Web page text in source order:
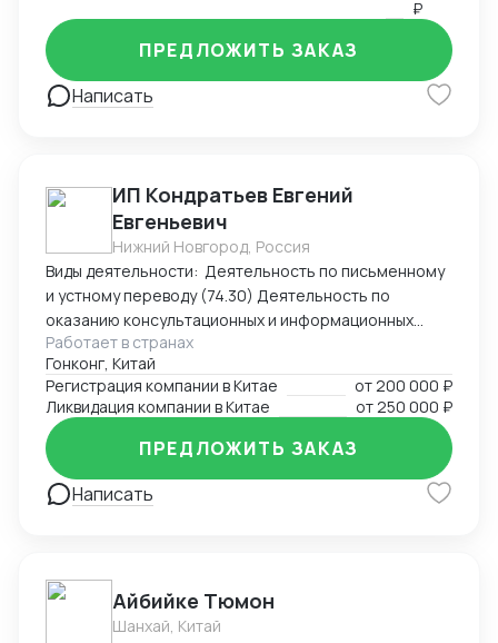
₽
Написать
ПРЕДЛОЖИТЬ ЗАКАЗ
ИП Кондратьев Евгений
Евгеньевич
Нижний Новгород, Россия
Виды деятельности: Деятельность по письменному
и устному переводу (74.30) Деятельность по
оказанию консультационных и информационных
услуг (63.99.1) Услуги по бронированию прочие и
сопутствующая деятельность (79.90)
Работает в странах
Гонконг, Китай
Регистрация компании в Китае
от200 000 ₽
Ликвидация компании в Китае
от250 000 ₽
Написать
ПРЕДЛОЖИТЬ ЗАКАЗ
Айбийке Тюмон
Шанхай, Китай